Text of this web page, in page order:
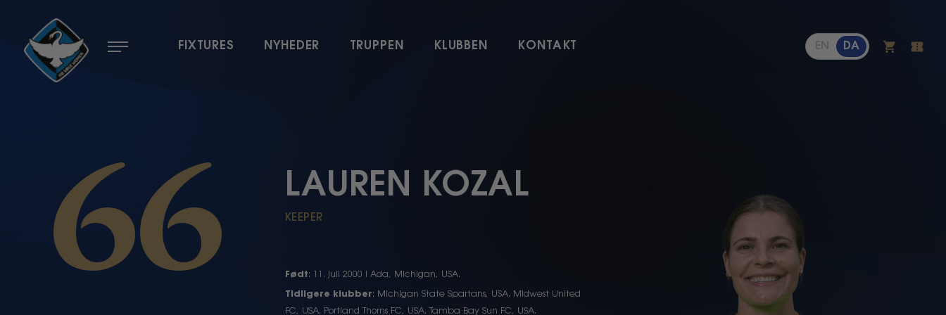
FIXTURES
NYHEDER TRUPPEN KLUBBEN KONTAKT DA
EN
66 LAUREN KOZAL
KEEPER
Født: 11. juli 2000 i Ada, Michigan, USA.
Tidligere klubber: Michigan State Spartans, USA. Midwest United
FC, USA. Portland Thorns FC, USA. Tamba Bay Sun FC, USA.